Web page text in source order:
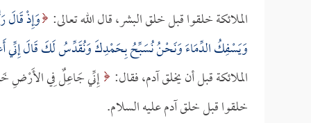
الملائكة خلقوا قبل خلق البشر، قال الله تعالى: وَإِذْ قَالَ
وَيَسْفِكُ الدِّمَاءَ وَنَحْنُ نُسَبِّحُ بِحَمْدِكَ وَنُقَدِّسُ لَكَ قَالَ إِنِّي
الملائكة قبل أن يخلق آدم، فقال: إِنِّي جَاعِلٌ فِي الأَرْضِ
خلقوا قبل خلق آدم عليه السلام.